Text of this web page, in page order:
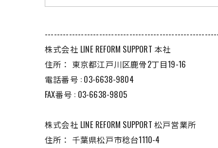
株式会社 LINE REFORM SUPPORT 本社
住所： 東京都江戸川区鹿骨2丁目19-16
電話番号 : 03-6638-9804
FAX番号 : 03-6638-9805
株式会社 LINE REFORM SUPPORT 松戸営業所
住所： 千葉県松戸市稔台1110-4